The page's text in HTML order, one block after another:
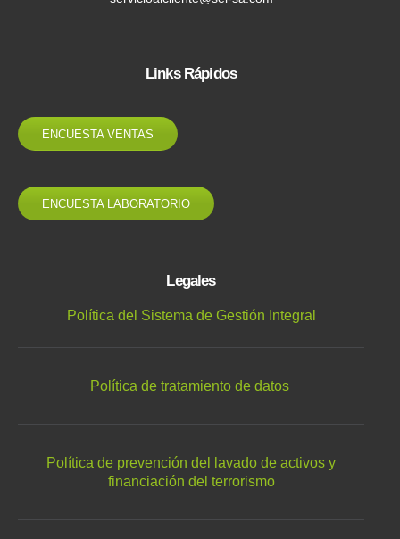
Links Rápidos
ENCUESTA VENTAS
ENCUESTA LABORATORIO
Legales
Política del Sistema de Gestión Integral
Política de tratamiento de datos
Política de prevención del lavado de activos y
financiación del terrorismo